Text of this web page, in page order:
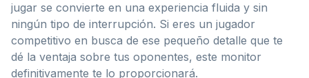
jugar se convierte en una experiencia fluida y sin
ningún tipo de interrupción. Si eres un jugador
competitivo en busca de ese pequeño detalle que te
dé la ventaja sobre tus oponentes, este monitor
definitivamente te lo proporcionará.